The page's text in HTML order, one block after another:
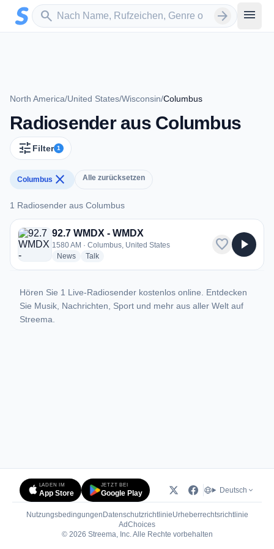
Zum Hauptinhalt springen
search
Sender suchen arrow_forward menu
North America/United States/Wisconsin/Columbus
Radiosender aus Columbus
tune Filter 1
Columbus close Alle zurücksetzen
1 Radiosender aus Columbus
1 Radiosender aus Columbus
92.7 WMDX - WMDX
1580 AM · Columbus, United States
Newsradio stations
Talkradio stations
favorite play_arrow
Hören Sie 1 Live-Radiosender kostenlos online. Entdecken
Sie Musik, Nachrichten, Sport und mehr aus aller Welt auf
Streema.
LADEN IM
App Store
JETZT BEI
Google Play Deutsch
Nutzungsbedingungen DatenschutzrichtlinieUrheberrechtsrichtlinie
AdChoices(öffnet in neuem Tab)
© 2026 Streema, Inc. Alle Rechte vorbehalten